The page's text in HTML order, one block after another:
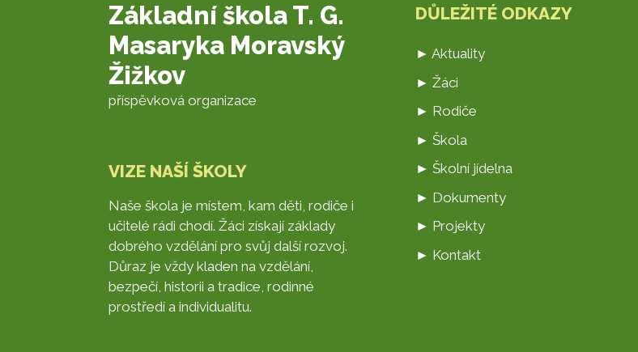
Základní škola T. G.
Masaryka Moravský
Žižkov
příspěvková organizace
VIZE NAŠÍ ŠKOLY
Naše škola je místem, kam děti, rodiče i
učitelé rádi chodí. Žáci získají základy
dobrého vzdělání pro svůj další rozvoj.
Důraz je vždy kladen na vzdělání,
bezpečí, historii a tradice, rodinné
prostředí a individualitu.
DŮLEŽITÉ ODKAZY
► Aktuality
► Žáci
► Rodiče
► Škola
► Školní jídelna
► Dokumenty
► Projekty
► Kontakt